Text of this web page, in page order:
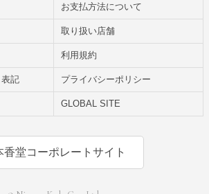
お支払方法について
取り扱い店舗
利用規約
記 プライバシーポリシー
GLOBAL SITE
香堂コーポレートサイト